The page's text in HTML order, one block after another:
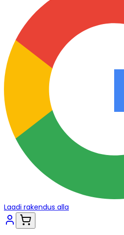
Laadi rakendus alla